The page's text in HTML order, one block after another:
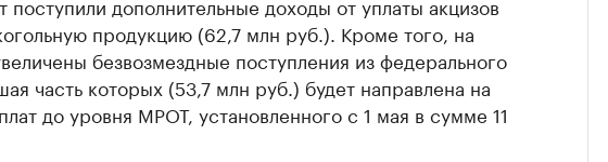
продукцию (62,7 млн руб.). Кроме того, на
безвозмездные поступления из федерального
часть которых (53,7 млн руб.) будет направлена на
до уровня МРОТ, установленного с 1 мая в сумме 11